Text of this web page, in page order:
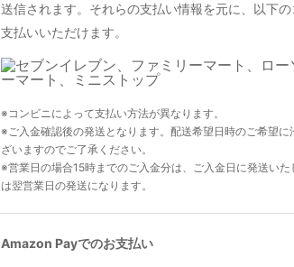
送信されます。それらの支払い情報を元に、以下
支払いいただけます。
※コンビニによって支払い方法が異なります。
※ご入金確認後の発送となります。配送希望日時のご希望に
ざいますのでご了承ください。
※営業日の場合15時までのご入金分は、ご入金日に発送いた
は翌営業日の発送になります。
Amazon Payでのお支払い